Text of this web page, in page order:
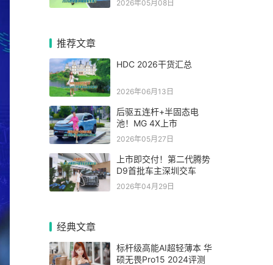
2026年05月08日
推荐文章
HDC 2026干货汇总
2026年06月13日
后驱五连杆+半固态电
池！MG 4X上市
2026年05月27日
上市即交付！第二代腾势
D9首批车主深圳交车
2026年04月29日
经典文章
标杆级高能AI超轻薄本 华
硕无畏Pro15 2024评测